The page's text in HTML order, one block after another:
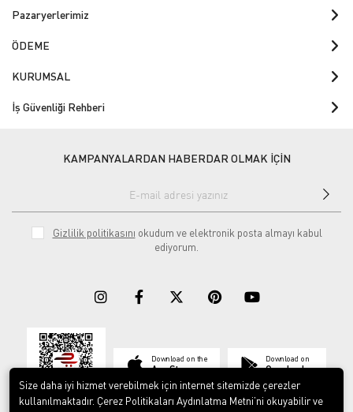
Pazaryerlerimiz
ÖDEME
KURUMSAL
İş Güvenliği Rehberi
KAMPANYALARDAN HABERDAR OLMAK İÇİN
Gizlilik politikasını okudum ve elektronik posta almayı kabul
ediyorum.
Download on the
App Store
Download on
Google play
Size daha iyi hizmet verebilmek için internet sitemizde çerezler
kullanılmaktadır. Çerez Politikaları Aydınlatma Metni’ni okuyabilir ve